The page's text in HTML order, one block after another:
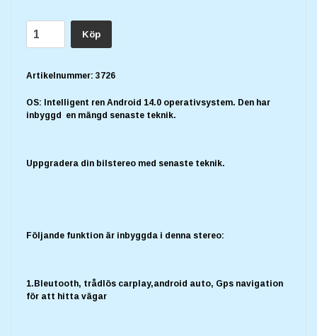
Köp
Artikelnummer: 3726
OS: Intelligent ren Android 14.0 operativsystem. Den har
inbyggd en mängd senaste teknik.
Uppgradera din bilstereo med senaste teknik.
Följande funktion är inbyggda i denna stereo:
1.Bleutooth, trådlös carplay,android auto, Gps navigation
för att hitta vägar